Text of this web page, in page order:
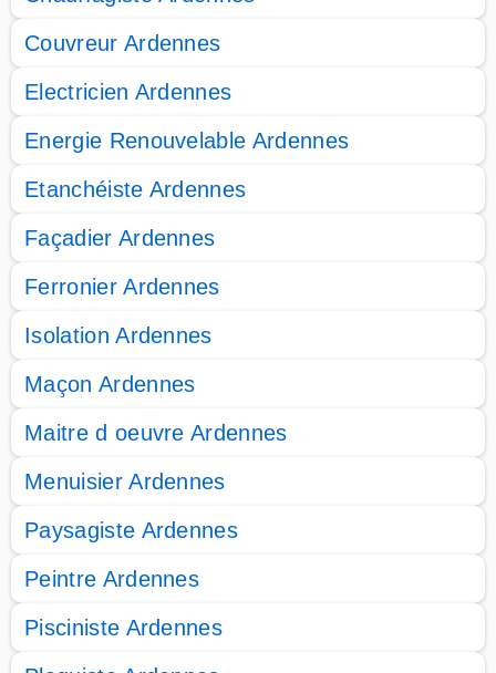
Couvreur Ardennes
Electricien Ardennes
Energie Renouvelable Ardennes
Etanchéiste Ardennes
Façadier Ardennes
Ferronier Ardennes
Isolation Ardennes
Maçon Ardennes
Maitre d oeuvre Ardennes
Menuisier Ardennes
Paysagiste Ardennes
Peintre Ardennes
Pisciniste Ardennes